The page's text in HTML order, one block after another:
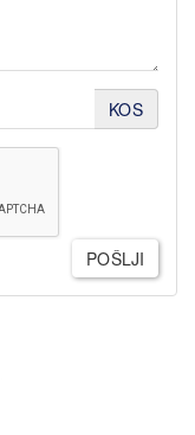
KOS
POŠLJI